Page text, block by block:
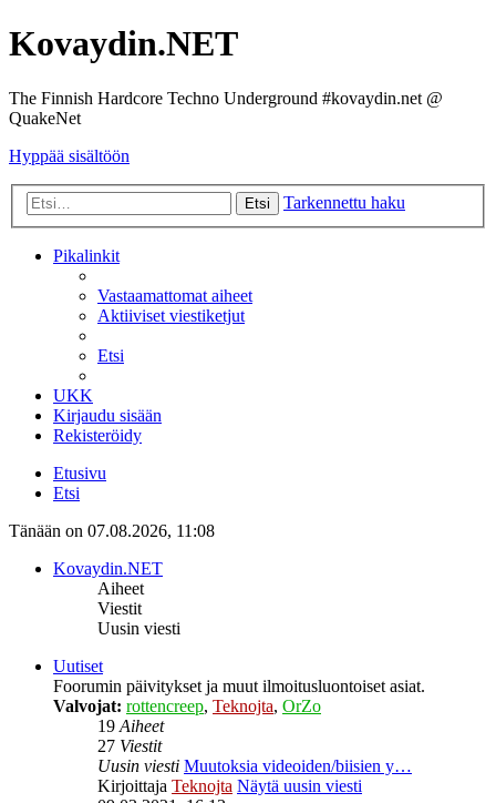
Kovaydin.NET
The Finnish Hardcore Techno Underground #kovaydin.net @
QuakeNet
Hyppää sisältöön
Etsi Tarkennettu haku
Pikalinkit
Vastaamattomat aiheet
Aktiiviset viestiketjut
Etsi
UKK
Kirjaudu sisään
Rekisteröidy
Etusivu
Etsi
Tänään on 07.08.2026, 11:08
Kovaydin.NET
Aiheet
Viestit
Uusin viesti
Uutiset
Foorumin päivitykset ja muut ilmoitusluontoiset asiat.
Valvojat: rottencreep, Teknojta, OrZo
19Aiheet
27 Viestit
Uusin viesti Muutoksia videoiden/biisien y…
Kirjoittaja Teknojta Näytä uusin viesti